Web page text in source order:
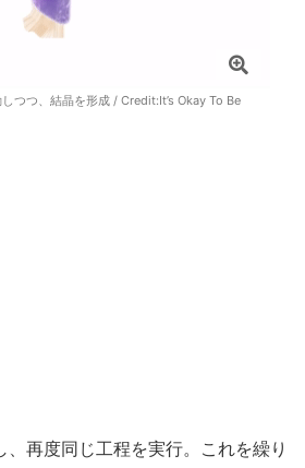
つつ、結晶を形成 / Credit:It’s Okay To Be
、再度同じ工程を実行。これを繰り